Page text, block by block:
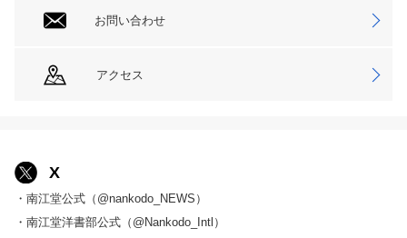
お問い合わせ
アクセス
X
・南江堂公式（@nankodo_NEWS）
・南江堂洋書部公式（@Nankodo_Intl）